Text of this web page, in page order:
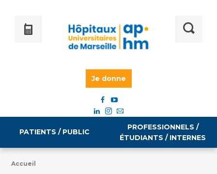
Je donne
PATIENTS / PUBLIC
PROFESSIONNELS /
ÉTUDIANTS / INTERNES
Accueil